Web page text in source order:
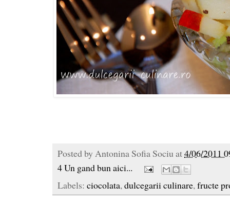
Posted by Antonina Sofia Sociu at4/06/2011
4 Un gand bun aici...
Labels: ciocolata, dulcegarii culinare, fructe